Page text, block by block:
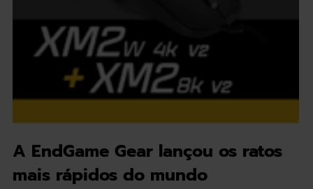
A EndGame Gear lançou os ratos
mais rápidos do mundo